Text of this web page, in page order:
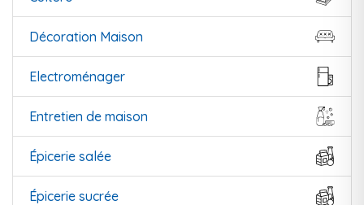
Décoration Maison
Electroménager
Entretien de maison
Épicerie salée
Épicerie sucrée